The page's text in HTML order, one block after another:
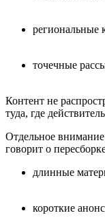
региональные
точечные
Контент не
туда, где
Отдельное внимание
говорит о
длинные
короткие